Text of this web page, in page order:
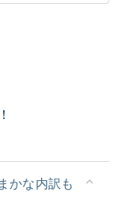
かな内訳も